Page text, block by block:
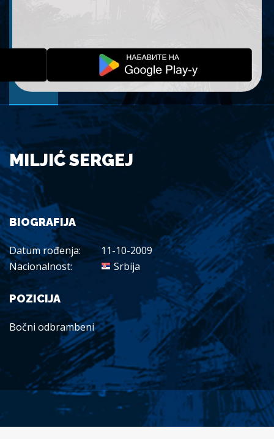
MILJIĆ SERGEJ
BIOGRAFIJA
Datum rođenja:
11-10-2009
Nacionalnost:
Srbija
POZICIJA
Bočni odbrambeni